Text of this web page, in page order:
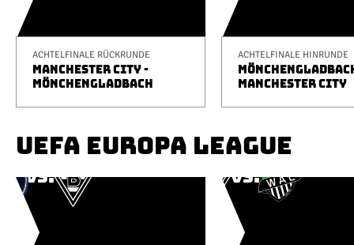
ACHTELFINALE RÜCKRUNDE
MANCHESTER CITY -
MÖNCHENGLADBACH
ACHTELFINALE HINRUNDE
MANCHESTER CITY
UEFA EUROPA LEAGUE